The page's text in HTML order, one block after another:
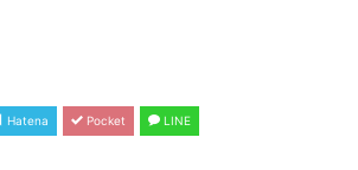
Hatena Pocket LINE